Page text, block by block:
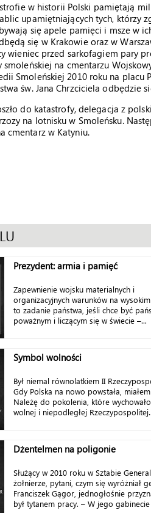
w historii Polski pamiętają
upamiętniających tych, którzy
się apele pamięci i msze w
się w Krakowie oraz w
wieniec przed sarkofagiem pary
na cmentarzu
Smoleńskiej 2010 roku na placu
św. Jana Chrzciciela odbędzie
do katastrofy, delegacja z
na lotnisku w Smoleńsku.
cmentarz w Katyniu.
Prezydent: armia i pamięć
Zapewnienie wojsku materialnych i
organizacyjnych warunków na
to zadanie państwa, jeśli chce być
poważnym i liczącym się w świecie –...
Symbol wolności
Był niemal równolatkiem II
Gdy Polska na nowo powstała,
Należę do pokolenia, które
wolnej i niepodległej
Dżentelmen na poligonie
Służący w 2010 roku w Sztabie
żołnierze, pytani, czym się wyróżniał
Franciszek Gągor, jednogłośnie
był tytanem pracy. – W jego gabinecie